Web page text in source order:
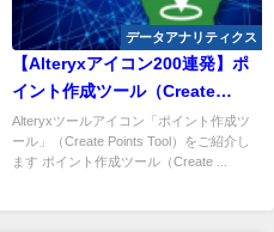
データアナリティクス
【Alteryxアイコン200連発】ポ
イント作成ツール（Create
Points Tool）
Alteryxツールアイコン「ポイント作成ツ
ール」（Create Points Tool）をご紹介し
ます ポイント作成ツール（Create ...